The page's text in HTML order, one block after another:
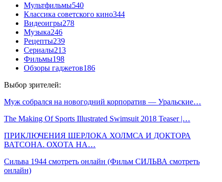
Мультфильмы540
Классика советского кино344
Видеоигры278
Музыка246
Рецепты239
Сериалы213
Фильмы198
Обзоры гаджетов186
Выбор зрителей:
Муж собрался на новогодний корпоратив — Уральские…
The Making Of Sports Illustrated Swimsuit 2018 Teaser |…
ПРИКЛЮЧЕНИЯ ШЕРЛОКА ХОЛМСА И ДОКТОРА
ВАТСОНА. ОХОТА НА…
Сильва 1944 смотреть онлайн (Фильм СИЛЬВА смотреть
онлайн)